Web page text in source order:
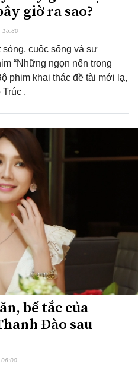
giờ ra sao?
15:30
cuộc sống và sự
“Những ngọn nến trong
phim khai thác đề tài mới lạ,
.
bế tắc của
Đào sau
06:00